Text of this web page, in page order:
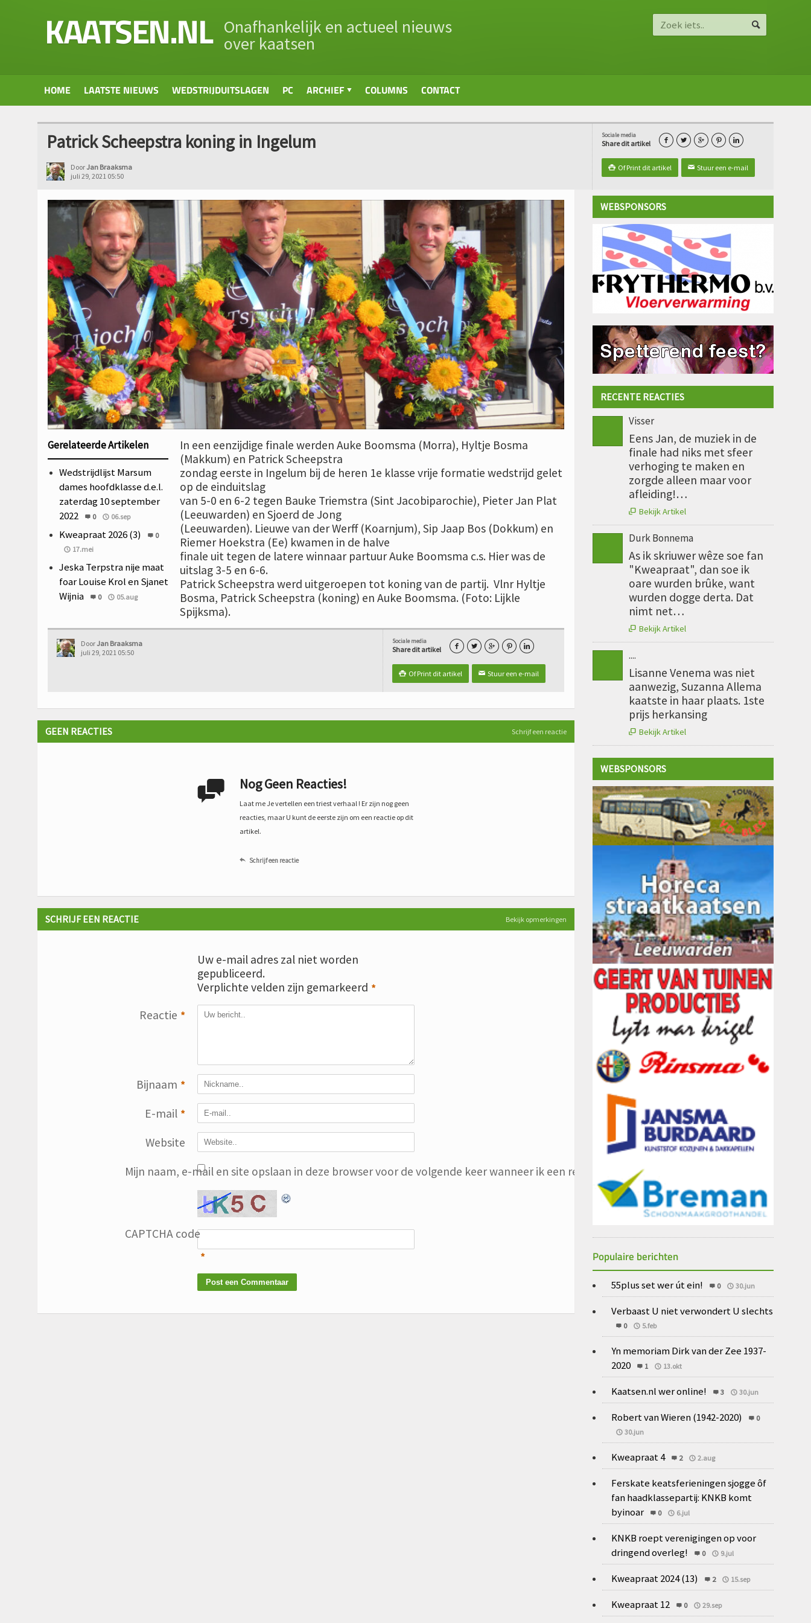
KAATSEN.NL Onafhankelijk en actueel nieuws
over kaatsen
HOME LAATSTE NIEUWS WEDSTRIJDUITSLAGEN PC ARCHIEF COLUMNS CONTACT
Sociale media
Share dit artikel     
 Of Print dit artikel ✉ Stuur een e-mail
Patrick Scheepstra koning in Ingelum
DoorJan Braaksma
juli 29, 2021 05:50
Gerelateerde Artikelen
Wedstrijdlijst Marsum
dames hoofdklasse d.e.l.
zaterdag 10 september
2022
0 06.sep
Kweapraat 2026 (3)
0
17.mei
Jeska Terpstra nije maat
foar Louise Krol en Sjanet
Wijnia
0 05.aug
In een eenzijdige finale werden Auke Boomsma (Morra), Hyltje Bosma
(Makkum) en Patrick Scheepstra
zondag eerste in Ingelum bij de heren 1e klasse vrije formatie wedstrijd gelet
op de einduitslag
van 5-0 en 6-2 tegen Bauke Triemstra (Sint Jacobiparochie), Pieter Jan Plat
(Leeuwarden) en Sjoerd de Jong
(Leeuwarden). Lieuwe van der Werff (Koarnjum), Sip Jaap Bos (Dokkum) en
Riemer Hoekstra (Ee) kwamen in de halve
finale uit tegen de latere winnaar partuur Auke Boomsma c.s. Hier was de
uitslag 3-5 en 6-6.
Patrick Scheepstra werd uitgeroepen tot koning van de partij. Vlnr Hyltje
Bosma, Patrick Scheepstra (koning) en Auke Boomsma. (Foto: Lijkle
Spijksma).
Sociale media
Share dit artikel     
 Of Print dit artikel ✉ Stuur een e-mail
DoorJan Braaksma
juli 29, 2021 05:50
Schrijf een reactie
GEEN REACTIES
 Nog Geen Reacties!
Laat me Je vertellen een triest verhaal ! Er zijn nog geen
reacties, maar U kunt de eerste zijn om een reactie op dit
artikel.
 Schrijf een reactie
Bekijk opmerkingen
SCHRIJF EEN REACTIE
Uw e-mail adres zal niet worden
gepubliceerd.
Verplichte velden zijn gemarkeerd *
Reactie *
Bijnaam *
E-mail *
Website
Mijn naam, e-mail en site opslaan in deze browser voor de volgende keer wanneer ik een reactie plaats.
CAPTCHA code
*
WEBSPONSORS
RECENTE REACTIES
Visser
Eens Jan, de muziek in de
finale had niks met sfeer
verhoging te maken en
zorgde alleen maar voor
afleiding!…
 Bekijk Artikel
Durk Bonnema
As ik skriuwer wêze soe fan
"Kweapraat", dan soe ik
oare wurden brûke, want
wurden dogge derta. Dat
nimt net…
 Bekijk Artikel
....
Lisanne Venema was niet
aanwezig, Suzanna Allema
kaatste in haar plaats. 1ste
prijs herkansing
 Bekijk Artikel
WEBSPONSORS
Populaire berichten
55plus set wer út ein! 0 30.jun
Verbaast U niet verwondert U slechts
0 5.feb
Yn memoriam Dirk van der Zee 1937-
2020
1 13.okt
Kaatsen.nl wer online! 3 30.jun
Robert van Wieren (1942-2020)
0
30.jun
Kweapraat 4 2 2.aug
Ferskate keatsferieningen sjogge ôf
fan haadklassepartij: KNKB komt
byinoar
0 6.jul
KNKB roept verenigingen op voor
dringend overleg!
0 9.jul
Kweapraat 2024 (13) 2 15.sep
Kweapraat 12 0 29.sep